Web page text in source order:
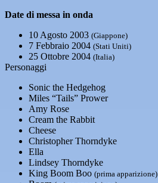
Date di messa in onda
10 Agosto 2003 (Giappone)
7 Febbraio 2004 (Stati Uniti)
25 Ottobre 2004 (Italia)
Personaggi
Sonic the Hedgehog
Miles “Tails” Prower
Amy Rose
Cream the Rabbit
Cheese
Christopher Thorndyke
Ella
Lindsey Thorndyke
King Boom Boo (prima apparizione)